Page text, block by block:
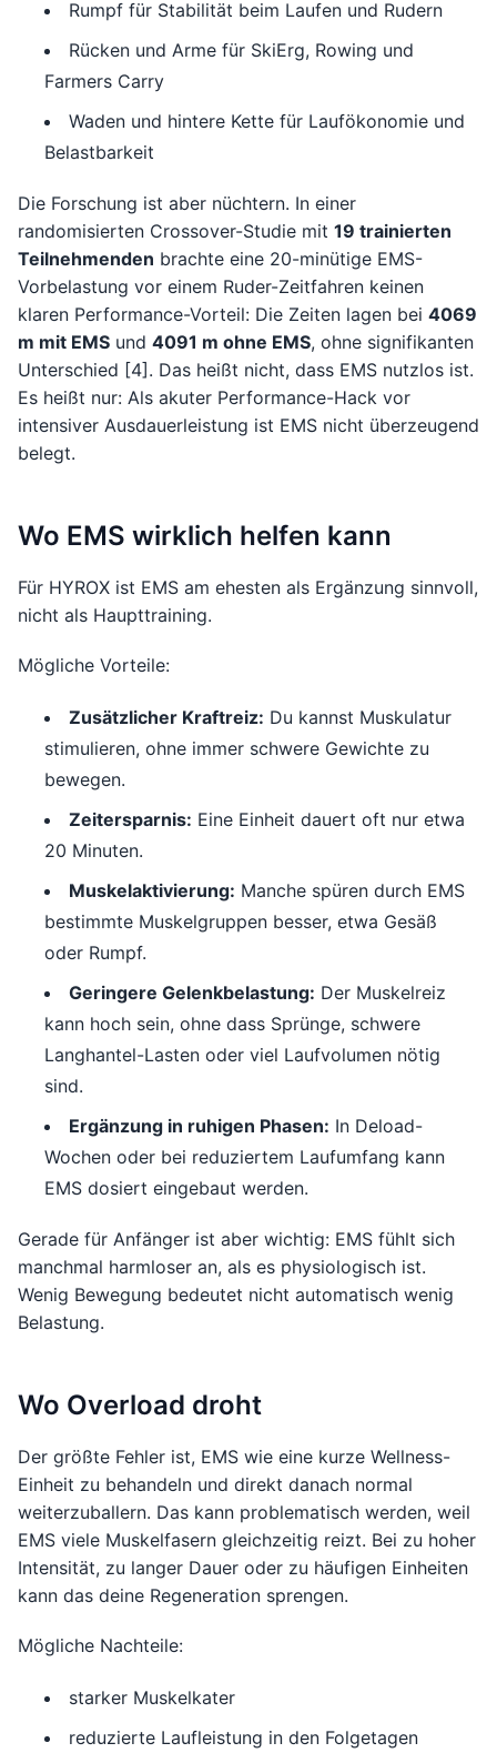
Rumpf für Stabilität beim Laufen und Rudern
Rücken und Arme für SkiErg, Rowing und
Farmers Carry
Waden und hintere Kette für Laufökonomie und
Belastbarkeit
Die Forschung ist aber nüchtern. In einer
randomisierten Crossover-Studie mit 19 trainierten
Teilnehmenden brachte eine 20-minütige EMS-
Vorbelastung vor einem Ruder-Zeitfahren keinen
klaren Performance-Vorteil: Die Zeiten lagen bei 4069
m mit EMS und 4091 m ohne EMS, ohne signifikanten
Unterschied [4]. Das heißt nicht, dass EMS nutzlos ist.
Es heißt nur: Als akuter Performance-Hack vor
intensiver Ausdauerleistung ist EMS nicht überzeugend
belegt.
Wo EMS wirklich helfen kann
Für HYROX ist EMS am ehesten als Ergänzung sinnvoll,
nicht als Haupttraining.
Mögliche Vorteile:
Zusätzlicher Kraftreiz: Du kannst Muskulatur
stimulieren, ohne immer schwere Gewichte zu
bewegen.
Zeitersparnis: Eine Einheit dauert oft nur etwa
20 Minuten.
Muskelaktivierung: Manche spüren durch EMS
bestimmte Muskelgruppen besser, etwa Gesäß
oder Rumpf.
Geringere Gelenkbelastung: Der Muskelreiz
kann hoch sein, ohne dass Sprünge, schwere
Langhantel-Lasten oder viel Laufvolumen nötig
sind.
Ergänzung in ruhigen Phasen: In Deload-
Wochen oder bei reduziertem Laufumfang kann
EMS dosiert eingebaut werden.
Gerade für Anfänger ist aber wichtig: EMS fühlt sich
manchmal harmloser an, als es physiologisch ist.
Wenig Bewegung bedeutet nicht automatisch wenig
Belastung.
Wo Overload droht
Der größte Fehler ist, EMS wie eine kurze Wellness-
Einheit zu behandeln und direkt danach normal
weiterzuballern. Das kann problematisch werden, weil
EMS viele Muskelfasern gleichzeitig reizt. Bei zu hoher
Intensität, zu langer Dauer oder zu häufigen Einheiten
kann das deine Regeneration sprengen.
Mögliche Nachteile:
starker Muskelkater
reduzierte Laufleistung in den Folgetagen